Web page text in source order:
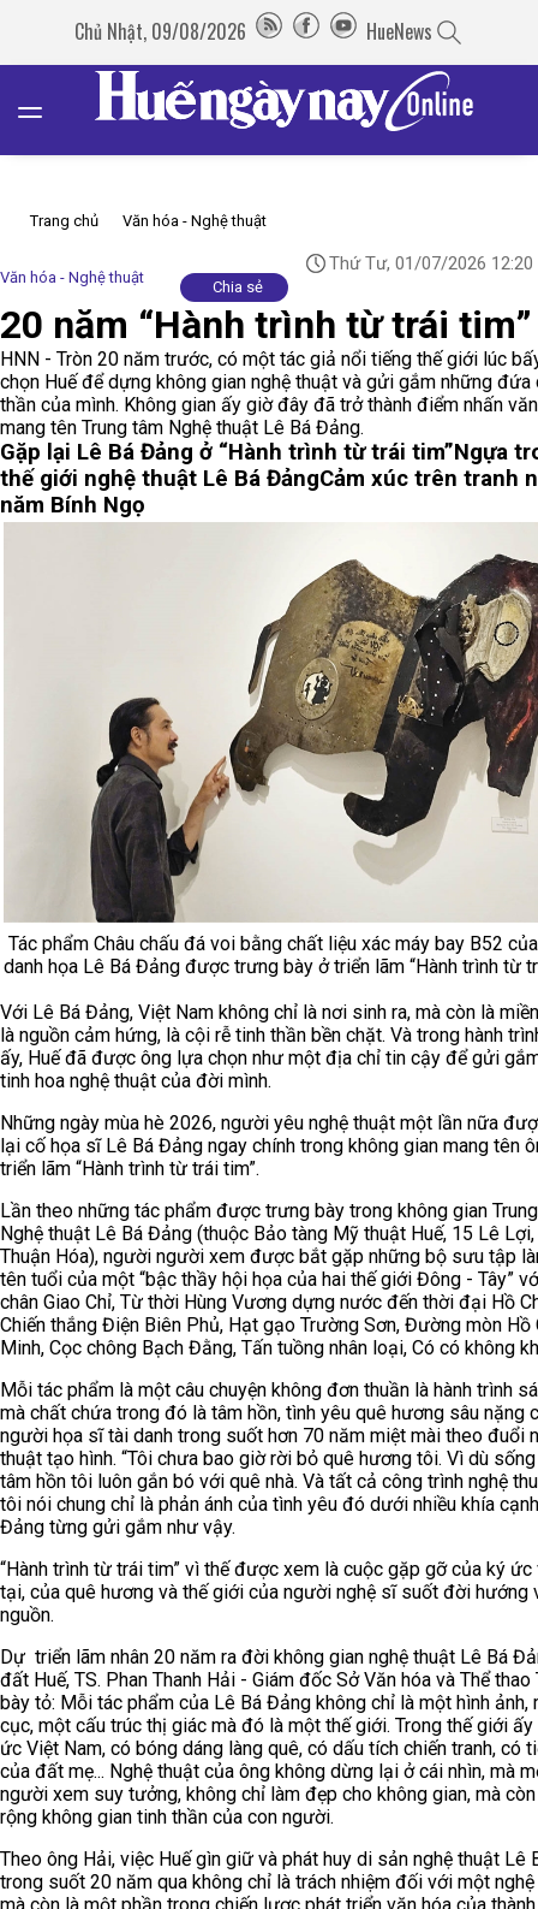
Chủ Nhật, 09/08/2026 HueNews
Trang chủ Văn hóa - Nghệ thuật
Văn hóa - Nghệ thuật
Thứ Tư, 01/07/2026 12:20
Chia sẻ
20 năm “Hành trình từ trái tim”
HNN - Tròn 20 năm trước, có một tác giả nổi tiếng thế giới lúc
chọn Huế để dựng không gian nghệ thuật và gửi gắm những đứa
thần của mình. Không gian ấy giờ đây đã trở thành điểm nhấn
mang tên Trung tâm Nghệ thuật Lê Bá Đảng.
Gặp lại Lê Bá Đảng ở “Hành trình từ trái tim”Ngựa
thế giới nghệ thuật Lê Bá ĐảngCảm xúc trên tranh
năm Bính Ngọ
Tác phẩm Châu chấu đá voi bằng chất liệu xác máy bay B52
danh họa Lê Bá Đảng được trưng bày ở triển lãm “Hành trình từ
Với Lê Bá Đảng, Việt Nam không chỉ là nơi sinh ra, mà còn là
là nguồn cảm hứng, là cội rễ tinh thần bền chặt. Và trong hành
ấy, Huế đã được ông lựa chọn như một địa chỉ tin cậy để gửi
tinh hoa nghệ thuật của đời mình.
Những ngày mùa hè 2026, người yêu nghệ thuật một lần nữa
lại cố họa sĩ Lê Bá Đảng ngay chính trong không gian mang tên
triển lãm “Hành trình từ trái tim”.
Lần theo những tác phẩm được trưng bày trong không gian
Nghệ thuật Lê Bá Đảng (thuộc Bảo tàng Mỹ thuật Huế, 15 Lê
Thuận Hóa), người người xem được bắt gặp những bộ sưu tập
tên tuổi của một “bậc thầy hội họa của hai thế giới Đông - Tây”
chân Giao Chỉ, Từ thời Hùng Vương dựng nước đến thời đại Hồ
Chiến thắng Điện Biên Phủ, Hạt gạo Trường Sơn, Đường mòn Hồ
Minh, Cọc chông Bạch Đằng, Tấn tuồng nhân loại, Có có không
Mỗi tác phẩm là một câu chuyện không đơn thuần là hành trình
mà chất chứa trong đó là tâm hồn, tình yêu quê hương sâu nặng
người họa sĩ tài danh trong suốt hơn 70 năm miệt mài theo đuổi
thuật tạo hình. “Tôi chưa bao giờ rời bỏ quê hương tôi. Vì dù
tâm hồn tôi luôn gắn bó với quê nhà. Và tất cả công trình nghệ
tôi nói chung chỉ là phản ánh của tình yêu đó dưới nhiều khía
Đảng từng gửi gắm như vậy.
“Hành trình từ trái tim” vì thế được xem là cuộc gặp gỡ của ký ức
tại, của quê hương và thế giới của người nghệ sĩ suốt đời hướng
nguồn.
Dự triển lãm nhân 20 năm ra đời không gian nghệ thuật Lê Bá
đất Huế, TS. Phan Thanh Hải - Giám đốc Sở Văn hóa và Thể thao
bày tỏ: Mỗi tác phẩm của Lê Bá Đảng không chỉ là một hình ảnh,
cục, một cấu trúc thị giác mà đó là một thế giới. Trong thế giới
ức Việt Nam, có bóng dáng làng quê, có dấu tích chiến tranh, có
của đất mẹ... Nghệ thuật của ông không dừng lại ở cái nhìn, mà
người xem suy tưởng, không chỉ làm đẹp cho không gian, mà
rộng không gian tinh thần của con người.
Theo ông Hải, việc Huế gìn giữ và phát huy di sản nghệ thuật Lê
trong suốt 20 năm qua không chỉ là trách nhiệm đối với một